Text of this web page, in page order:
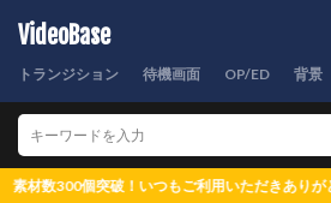
VideoBase
トランジション 待機画面 OP/ED 背景
素材数300個突破！いつもご利用いただきありが